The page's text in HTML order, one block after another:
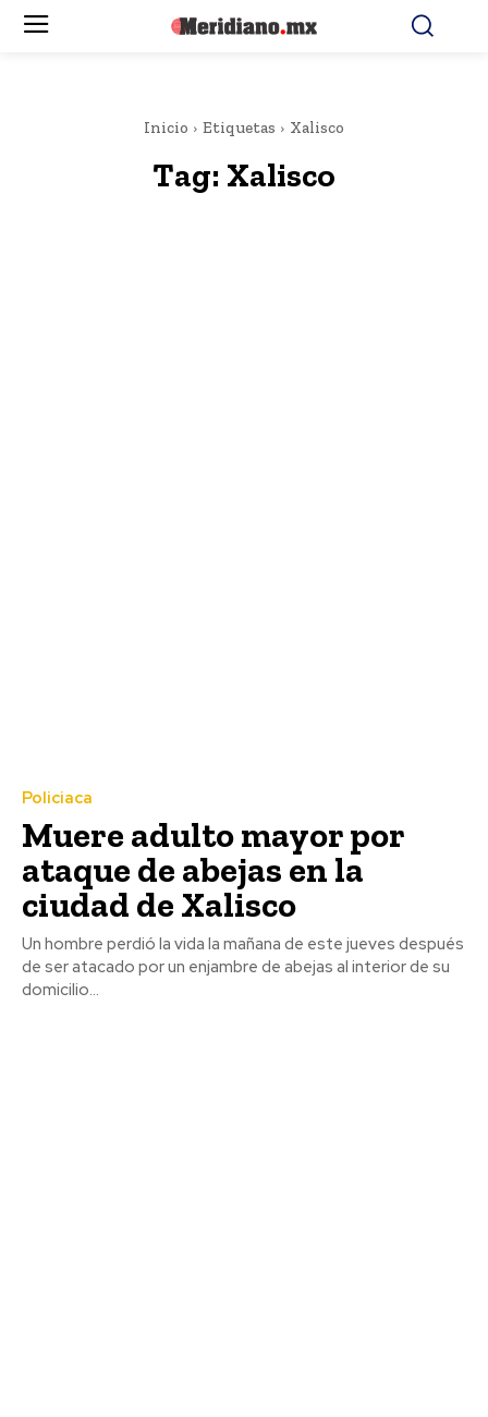
Inicio Etiquetas Xalisco
Tag: Xalisco
Policiaca
Muere adulto mayor por
ataque de abejas en la
ciudad de Xalisco
Un hombre perdió la vida la mañana de este jueves después
de ser atacado por un enjambre de abejas al interior de su
domicilio...